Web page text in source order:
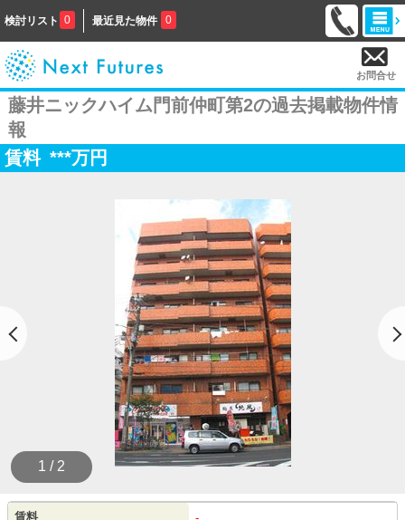
検討リスト 0 最近見た物件 0
お問合せ
藤井ニックハイム門前仲町第2の過去掲載物件情
報
賃料 ***万円
1 / 2
賃料